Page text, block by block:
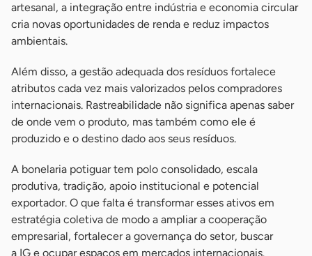
artesanal, a integração entre indústria e economia circular
cria novas oportunidades de renda e reduz impactos
ambientais.
Além disso, a gestão adequada dos resíduos fortalece
atributos cada vez mais valorizados pelos compradores
internacionais. Rastreabilidade não significa apenas saber
de onde vem o produto, mas também como ele é
produzido e o destino dado aos seus resíduos.
A bonelaria potiguar tem polo consolidado, escala
produtiva, tradição, apoio institucional e potencial
exportador. O que falta é transformar esses ativos em
estratégia coletiva de modo a ampliar a cooperação
empresarial, fortalecer a governança do setor, buscar
a IG e ocupar espaços em mercados internacionais.